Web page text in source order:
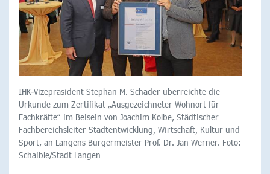
IHK-Vizepräsident Stephan M. Schader überreichte die
Urkunde zum Zertifikat „Ausgezeichneter Wohnort für
Fachkräfte“ im Beisein von Joachim Kolbe, Städtischer
Fachbereichsleiter Stadtentwicklung, Wirtschaft, Kultur und
Sport, an Langens Bürgermeister Prof. Dr. Jan Werner. Foto:
Schaible/Stadt Langen